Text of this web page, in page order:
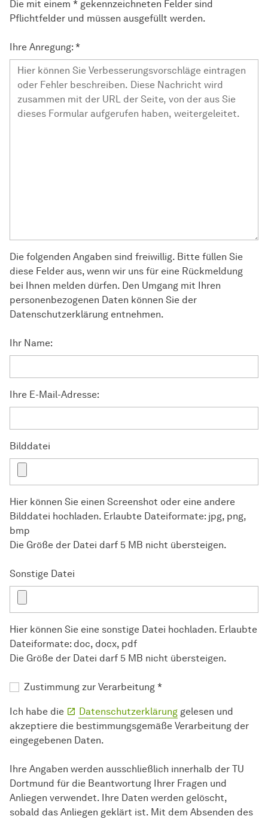
Die mit einem * gekennzeichneten Felder sind
Pflichtfelder und müssen ausgefüllt werden.
Ihre Anregung: *
Die folgenden Angaben sind freiwillig. Bitte füllen Sie
diese Felder aus, wenn wir uns für eine Rückmeldung
bei Ihnen melden dürfen. Den Umgang mit Ihren
personenbezogenen Daten können Sie der
Datenschutzerklärung entnehmen.
Ihr Name:
Ihre E-Mail-Adresse:
Bilddatei
Hier können Sie einen Screenshot oder eine andere
Bilddatei hochladen. Erlaubte Dateiformate: jpg, png,
bmp
Die Größe der Datei darf 5 MB nicht übersteigen.
Sonstige Datei
Hier können Sie eine sonstige Datei hochladen. Erlaubte
Dateiformate: doc, docx, pdf
Die Größe der Datei darf 5 MB nicht übersteigen.
Zustimmung zur Verarbeitung *
Ich habe die Datenschutzerklärung gelesen und
akzeptiere die bestimmungsgemäße Verarbeitung der
eingegebenen Daten.
Ihre Angaben werden ausschließlich innerhalb der TU
Dortmund für die Beantwortung Ihrer Fragen und
Anliegen verwendet. Ihre Daten werden gelöscht,
sobald das Anliegen geklärt ist. Mit dem Absenden des